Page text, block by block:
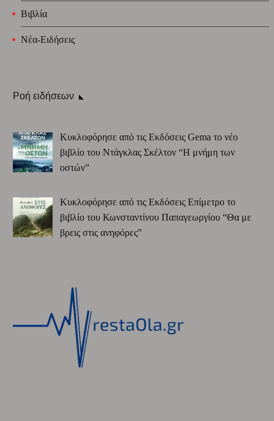
Βιβλία
Νέα-Ειδήσεις
Ροή ειδήσεων
Κυκλοφόρησε από τις Εκδόσεις Gema το νέο
βιβλίο του Ντάγκλας Σκέλτον “Η μνήμη των
οστών”
Κυκλοφόρησε από τις Εκδόσεις Επίμετρο το
βιβλίο του Κωνσταντίνου Παπαγεωργίου “Θα με
βρεις στις ανηφόρες”